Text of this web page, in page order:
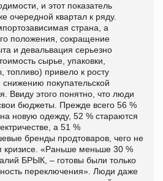
и этот показатель
очередной квартал к ряду.
страна, а
положения, сокращение
и девальвация серьезно
сырье, упаковки,
топливо) привело к росту
снижению покупательской
Ввиду этого понятно, что люди
бюджеты. Прежде всего 56 %
новую одежду, 52 % стараются
а 51 %
бренды продтоваров, чего не
«Раньше меньше 30 %
БРЫК, – готовы были только
переключения». Люди даже